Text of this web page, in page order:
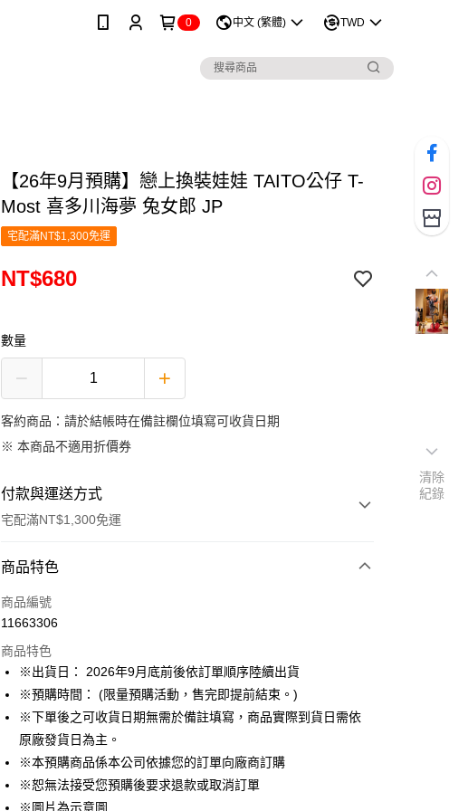
0 中文 (繁體) TWD
【26年9月預購】戀上換裝娃娃 TAITO公仔 T-
Most 喜多川海夢 兔女郎 JP
宅配滿NT$1,300免運
NT$680
數量
客約商品：請於結帳時在備註欄位填寫可收貨日期
※ 本商品不適用折價券
付款與運送方式
宅配滿NT$1,300免運
付款方式
信用卡一次付款
Apple Pay
悠遊付
Google Pay
ATM付款
商品特色
商品編號
11663306
商品特色
※出貨日： 2026年9月底前後依訂單順序陸續出貨
※預購時間： (限量預購活動，售完即提前結束。)
※下單後之可收貨日期無需於備註填寫，商品實際到貨日需依
原廠發貨日為主。
※本預購商品係本公司依據您的訂單向廠商訂購
※恕無法接受您預購後要求退款或取消訂單
※圖片為示意圖
清除
紀錄